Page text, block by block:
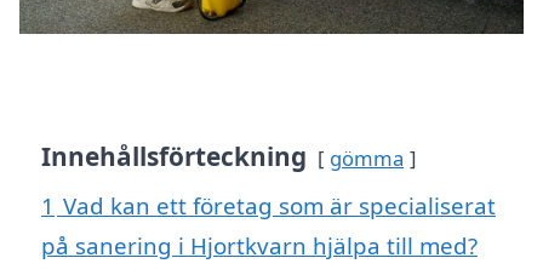
Innehållsförteckning gömma
1 Vad kan ett företag som är specialiserat
på sanering i Hjortkvarn hjälpa till med?